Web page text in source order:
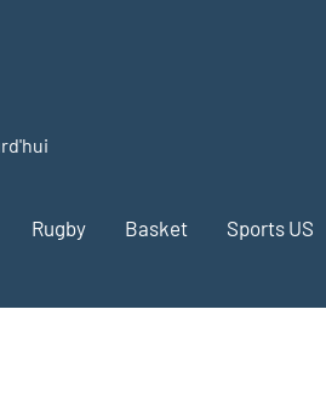
Rugby Basket Sports US